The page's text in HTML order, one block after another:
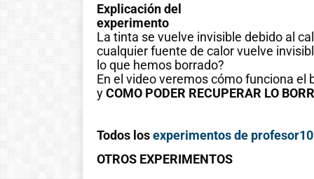
Explicación del
experimento
La tinta se vuelve invisible debido al
cualquier fuente de calor vuelve
lo que hemos borrado?
En el video veremos cómo funciona el
yCOMO PODER RECUPERAR LO
Todos losexperimentos de profesor10
OTROS EXPERIMENTOS